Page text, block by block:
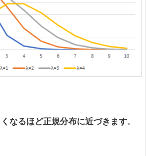
なるほど正規分布に近づきます。